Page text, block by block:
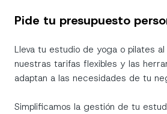
Pide tu presupuesto
Lleva tu estudio de yoga o pilates
nuestras tarifas flexibles y las
adaptan a las necesidades de tu
Simplificamos la gestión de tu